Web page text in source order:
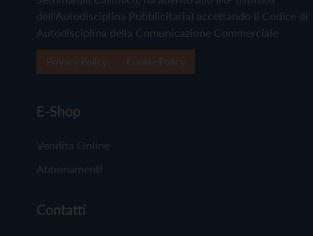
dell'Autodisciplina Pubblicitaria) accettando il Codice di
Autodisciplina della Comunicazione Commerciale
E-Shop
Vendita Online
Abbonamenti
Contatti